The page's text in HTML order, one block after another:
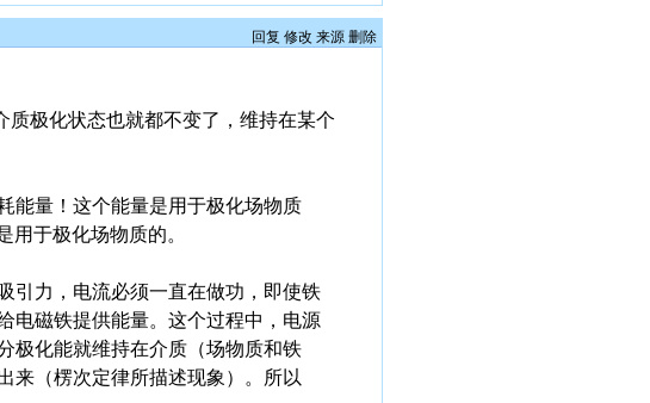
回复 修改 来源 删除
质极化状态也就都不变了，维持在某个
能量！这个能量是用于极化场物质
于极化场物质的。
引力，电流必须一直在做功，即使铁
电磁铁提供能量。这个过程中，电源
极化能就维持在介质（场物质和铁
来（楞次定律所描述现象）。所以